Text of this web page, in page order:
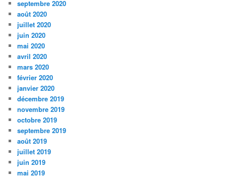
septembre 2020
août 2020
juillet 2020
juin 2020
mai 2020
avril 2020
mars 2020
février 2020
janvier 2020
décembre 2019
novembre 2019
octobre 2019
septembre 2019
août 2019
juillet 2019
juin 2019
mai 2019